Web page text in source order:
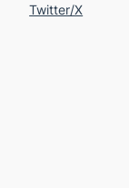
Twitter/X